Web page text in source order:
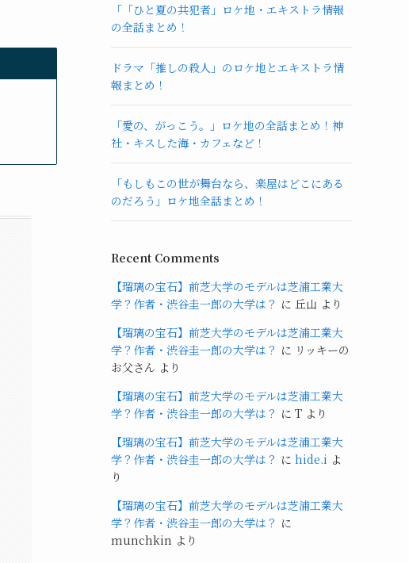
「「ひと夏の共犯者」ロケ地・エキストラ情報
の全話まとめ！
ドラマ「推しの殺人」のロケ地とエキストラ情
報まとめ！
「愛の、がっこう。」ロケ地の全話まとめ！神
社・キスした海・カフェなど！
「もしもこの世が舞台なら、楽屋はどこにある
のだろう」ロケ地全話まとめ！
Recent Comments
【瑠璃の宝石】前芝大学のモデルは芝浦工業大
学？作者・渋谷圭一郎の大学は？ に 丘山 より
【瑠璃の宝石】前芝大学のモデルは芝浦工業大
学？作者・渋谷圭一郎の大学は？ に リッキーの
お父さん より
【瑠璃の宝石】前芝大学のモデルは芝浦工業大
学？作者・渋谷圭一郎の大学は？ に T より
【瑠璃の宝石】前芝大学のモデルは芝浦工業大
学？作者・渋谷圭一郎の大学は？ に hide.i よ
り
【瑠璃の宝石】前芝大学のモデルは芝浦工業大
学？作者・渋谷圭一郎の大学は？ に
munchkin より